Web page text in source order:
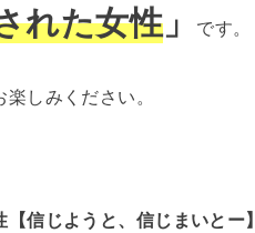
れた女性 」 です。
しみください。
信じようと、信じまいとー】